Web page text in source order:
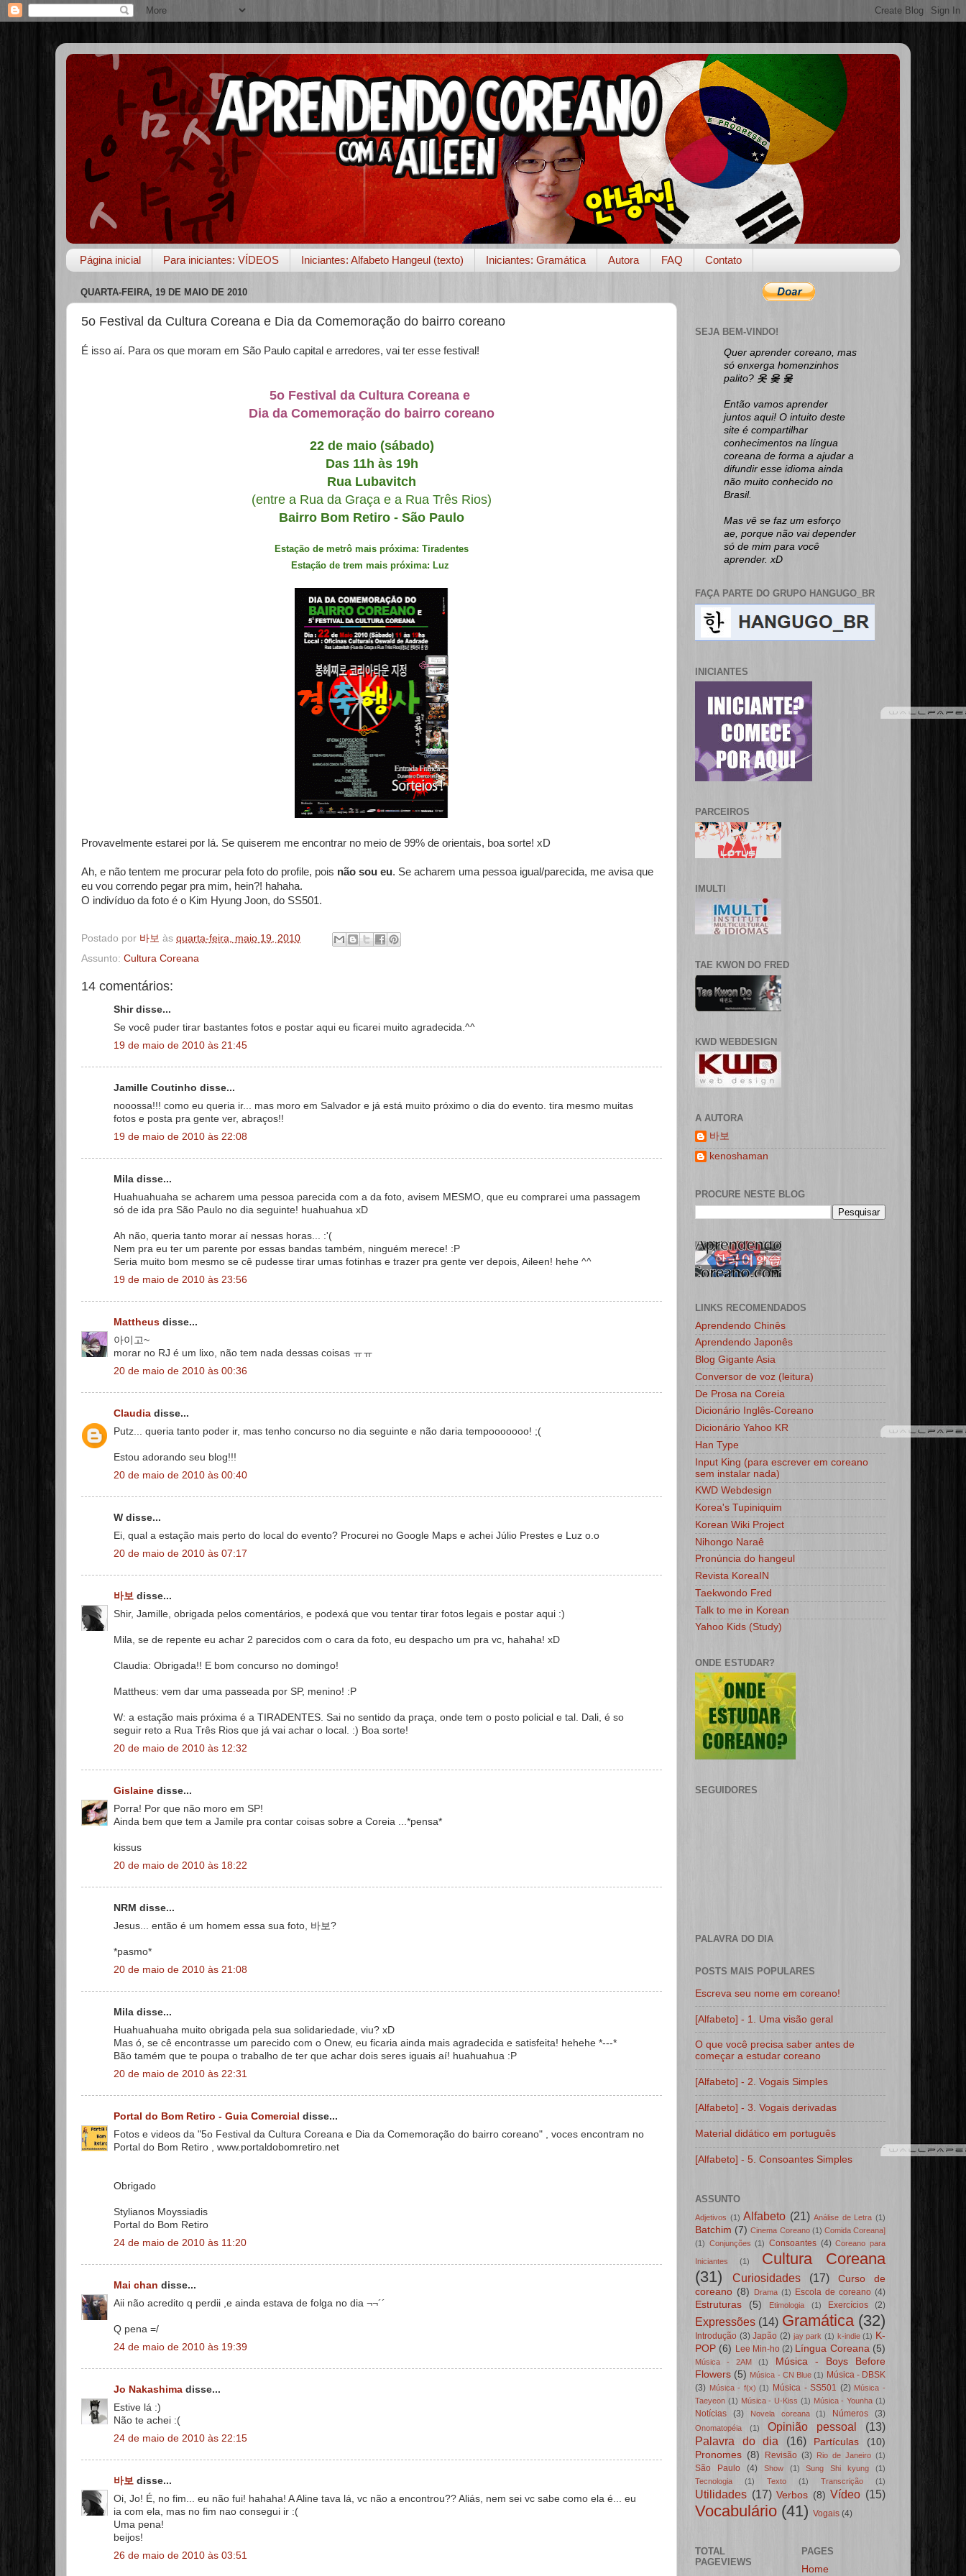
Página inicial Para iniciantes: VÍDEOS Iniciantes: Alfabeto Hangeul (texto) Iniciantes: Gramática Autora FAQ Contato
QUARTA-FEIRA, 19 DE MAIO DE 2010
5o Festival da Cultura Coreana e Dia da Comemoração do bairro coreano
É isso aí. Para os que moram em São Paulo capital e arredores, vai ter esse festival!
5o Festival da Cultura Coreana e
Dia da Comemoração do bairro coreano
22 de maio (sábado)
Das 11h às 19h
Rua Lubavitch
(entre a Rua da Graça e a Rua Três Rios)
Bairro Bom Retiro - São Paulo
Estação de metrô mais próxima: Tiradentes
Estação de trem mais próxima: Luz
Provavelmente estarei por lá. Se quiserem me encontrar no meio de 99% de orientais, boa sorte! xD
Ah, e não tentem me procurar pela foto do profile, pois não sou eu. Se acharem uma pessoa igual/parecida, me avisa que
eu vou correndo pegar pra mim, hein?! hahaha.
O indivíduo da foto é o Kim Hyung Joon, do SS501.
Postado por 바보 às quarta-feira, maio 19, 2010
Assunto: Cultura Coreana
14 comentários:
Shir disse...
Se você puder tirar bastantes fotos e postar aqui eu ficarei muito agradecida.^^
19 de maio de 2010 às 21:45
Jamille Coutinho disse...
nooossa!!! como eu queria ir... mas moro em Salvador e já está muito próximo o dia do evento. tira mesmo muitas
fotos e posta pra gente ver, abraços!!
19 de maio de 2010 às 22:08
Mila disse...
Huahuahuaha se acharem uma pessoa parecida com a da foto, avisem MESMO, que eu comprarei uma passagem
só de ida pra São Paulo no dia seguinte! huahuahua xD
Ah não, queria tanto morar aí nessas horas... :'(
Nem pra eu ter um parente por essas bandas também, ninguém merece! :P
Seria muito bom mesmo se cê pudesse tirar umas fotinhas e trazer pra gente ver depois, Aileen! hehe ^^
19 de maio de 2010 às 23:56
Mattheus disse...
아이고~
morar no RJ é um lixo, não tem nada dessas coisas ㅠㅠ
20 de maio de 2010 às 00:36
Claudia disse...
Putz... queria tanto poder ir, mas tenho concurso no dia seguinte e não daria tempooooooo! ;(
Estou adorando seu blog!!!
20 de maio de 2010 às 00:40
W disse...
Ei, qual a estação mais perto do local do evento? Procurei no Google Maps e achei Júlio Prestes e Luz o.o
20 de maio de 2010 às 07:17
바보 disse...
Shir, Jamille, obrigada pelos comentários, e podexá que vou tentar tirar fotos legais e postar aqui :)
Mila, se de repente eu achar 2 parecidos com o cara da foto, eu despacho um pra vc, hahaha! xD
Claudia: Obrigada!! E bom concurso no domingo!
Mattheus: vem dar uma passeada por SP, menino! :P
W: a estação mais próxima é a TIRADENTES. Sai no sentido da praça, onde tem o posto policial e tal. Dali, é so
seguir reto a Rua Três Rios que já vai achar o local. :) Boa sorte!
20 de maio de 2010 às 12:32
Gislaine disse...
Porra! Por que não moro em SP!
Ainda bem que tem a Jamile pra contar coisas sobre a Coreia ...*pensa*
kissus
20 de maio de 2010 às 18:22
NRM disse...
Jesus... então é um homem essa sua foto, 바보?
*pasmo*
20 de maio de 2010 às 21:08
Mila disse...
Huahuahuaha muito obrigada pela sua solidariedade, viu? xD
Mas ó, se cê encontrasse um parecido com o Onew, eu ficaria ainda mais agradecida e satisfeita! hehehe *---*
Bão tamém que te poupa o trabalho de ter que achar dois seres iguais aí! huahuahua :P
20 de maio de 2010 às 22:31
Portal do Bom Retiro - Guia Comercial disse...
Fotos e videos da "5o Festival da Cultura Coreana e Dia da Comemoração do bairro coreano" , voces encontram no
Portal do Bom Retiro , www.portaldobomretiro.net
Obrigado
Stylianos Moyssiadis
Portal do Bom Retiro
24 de maio de 2010 às 11:20
Mai chan disse...
Aii não acredito q perdii ,e ainda estava de folga no dia ¬¬´´
Q pena =/
24 de maio de 2010 às 19:39
Jo Nakashima disse...
Estive lá :)
Não te achei :(
24 de maio de 2010 às 22:15
바보 disse...
Oi, Jo! É, no fim... eu não fui! hahaha! A Aline tava lá, vc não a encontrou?? Aliás, nem sei vc sabe como ela é... eu
ia com ela, mas no fim nao consegui ir :(
Uma pena!
beijos!
26 de maio de 2010 às 03:51
SEJA BEM-VINDO!
Quer aprender coreano, mas
só enxerga homenzinhos
palito? 옷 옺 웆
Então vamos aprender
juntos aqui! O intuito deste
site é compartilhar
conhecimentos na língua
coreana de forma a ajudar a
difundir esse idioma ainda
não muito conhecido no
Brasil.
Mas vê se faz um esforço
ae, porque não vai depender
só de mim para você
aprender. xD
FAÇA PARTE DO GRUPO HANGUGO_BR
INICIANTES
PARCEIROS
IMULTI
TAE KWON DO FRED
KWD WEBDESIGN
A AUTORA
바보
kenoshaman
PROCURE NESTE BLOG
LINKS RECOMENDADOS
Aprendendo Chinês
Aprendendo Japonês
Blog Gigante Asia
Conversor de voz (leitura)
De Prosa na Coreia
Dicionário Inglês-Coreano
Dicionário Yahoo KR
Han Type
Input King (para escrever em coreano
sem instalar nada)
KWD Webdesign
Korea's Tupiniquim
Korean Wiki Project
Nihongo Naraê
Pronúncia do hangeul
Revista KoreaIN
Taekwondo Fred
Talk to me in Korean
Yahoo Kids (Study)
ONDE ESTUDAR?
SEGUIDORES
PALAVRA DO DIA
POSTS MAIS POPULARES
Escreva seu nome em coreano!
[Alfabeto] - 1. Uma visão geral
O que você precisa saber antes de
começar a estudar coreano
[Alfabeto] - 2. Vogais Simples
[Alfabeto] - 3. Vogais derivadas
Material didático em português
[Alfabeto] - 5. Consoantes Simples
ASSUNTO
Adjetivos (1) Alfabeto (21) Análise de Letra (1)
Batchim (7) Cinema Coreano (1) Comida Coreana]
(1) Conjunções (1) Consoantes (4) Coreano para
Iniciantes (1)
Cultura Coreana
(31)
Curiosidades (17)
Curso de
coreano (8) Drama (1) Escola de coreano (4)
Estruturas (5) Etimologia (1) Exercícios (2)
Expressões (14) Gramática (32)
Introdução (3) Japão (2) jay park (1) k-indie (1) K-
POP (6) Lee Min-ho (2) Língua Coreana (5)
Música - 2AM (1)
Música - Boys Before
Flowers (5) Música - CN Blue (1) Música - DBSK
(3) Música - f(x) (1) Música - SS501 (2) Música -
Taeyeon (1) Música - U-Kiss (1) Música - Younha (1)
Notícias (3) Novela coreana (1) Números (3)
Onomatopéia (1) Opinião pessoal
(13)
Palavra do dia
(16) Partículas
(10)
Pronomes (8) Revisão (3) Rio de Janeiro (1)
São Paulo (4) Show (1) Sung Shi kyung
(1)
Tecnologia
(1) Texto (1) Transcrição (1)
Utilidades (17) Verbos (8) Vídeo (15)
Vocabulário (41) Vogais (4)
TOTAL
PAGEVIEWS
PAGES
Home